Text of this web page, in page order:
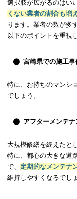
選択肢が広がるのはい
くない業者の割合も増
ります。業者の数が多
以下のポイントを重視
宮崎県での施工
特に、お持ちのマンシ
でしょう。
アフターメンテ
大規模修繕を終えたと
特に、都心の大きな道
で、 定期的なメンテナ
維持しやすくなるでし